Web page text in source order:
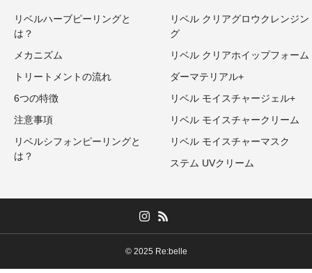
リベルハーブピーリングと
は？
メカニズム
トリートメントの流れ
6つの特徴
注意事項
リベルシフォンピーリングと
は？
リベル クリアグロウクレンジン
グ
リベル クリアホイップフォーム
ダーマテリアル+
リベル モイスチャージェル+
リベル モイスチャークリーム
リベル モイスチャーマスク
ステム UVクリーム
© 2025 Re:belle